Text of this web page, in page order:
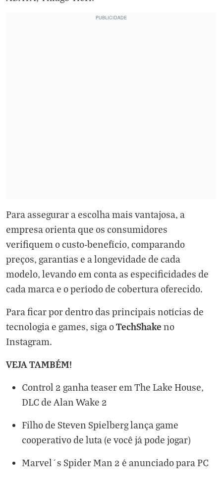
Para assegurar a escolha mais vantajosa, a
empresa orienta que os consumidores
verifiquem o custo-benefício, comparando
preços, garantias e a longevidade de cada
modelo, levando em conta as especificidades de
cada marca e o período de cobertura oferecido.
Para ficar por dentro das principais notícias de
tecnologia e games, siga oTechShake no
Instagram.
VEJA TAMBÉM!
Control 2 ganha teaser em The Lake House,
DLC de Alan Wake 2
Filho de Steven Spielberg lança game
cooperativo de luta (e você já pode jogar)
Marvel´s Spider Man 2 é anunciado para PC